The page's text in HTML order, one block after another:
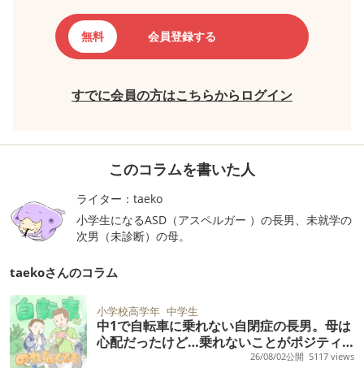
無料 会員登録する
すでに会員の方はこちらからログイン
このコラムを書いた人
ライター：taeko
小学生になるASD（アスペルガー ）の長男、未就学の
次男（未診断）の母。
taekoさんのコラム
小学校高学年 中学生
中1で自転車に乗れない自閉症の長男。母は
心配だったけど…乗れないことがポジティ
ブな個性として受け入れられた日
26/08/02公開 5117 views